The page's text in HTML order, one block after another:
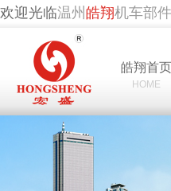
欢迎光临温州 皓翔机车部
皓翔首页
HOME